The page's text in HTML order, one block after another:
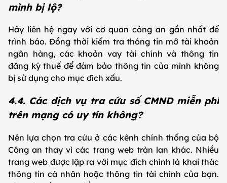
mình bị lộ?
Hãy liên hệ ngay với cơ quan công an gần nhất để
trình báo. Đồng thời kiểm tra thông tin mở tài khoản
ngân hàng, các khoản vay tài chính và thông tin
đăng ký thuế để đảm bảo thông tin của mình không
bị sử dụng cho mục đích xấu.
4.4. Các dịch vụ tra cứu số CMND miễn phí
trên mạng có uy tín không?
Nên lựa chọn tra cứu ở các kênh chính thống của bộ
Công an thay vì các trang web tràn lan khác. Nhiều
trang web được lập ra với mục đích chính là khai thác
thông tin cá nhân hoặc thông tin tài chính của bạn.